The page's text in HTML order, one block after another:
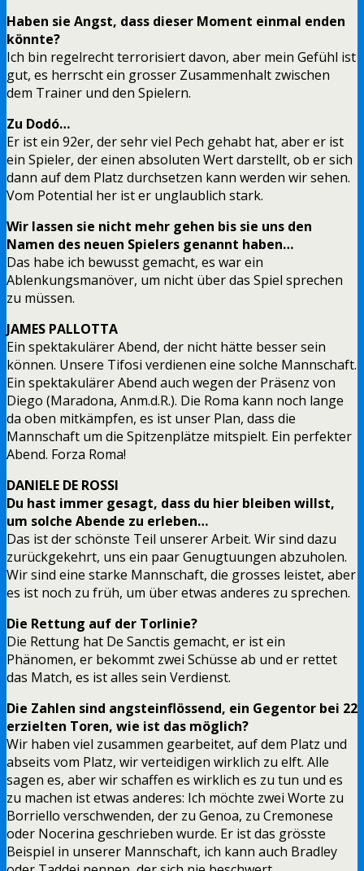
Haben sie Angst, dass dieser Moment einmal enden
könnte?
Ich bin regelrecht terrorisiert davon, aber mein Gefühl ist
gut, es herrscht ein grosser Zusammenhalt zwischen
dem Trainer und den Spielern.
Zu Dodó…
Er ist ein 92er, der sehr viel Pech gehabt hat, aber er ist
ein Spieler, der einen absoluten Wert darstellt, ob er sich
dann auf dem Platz durchsetzen kann werden wir sehen.
Vom Potential her ist er unglaublich stark.
Wir lassen sie nicht mehr gehen bis sie uns den
Namen des neuen Spielers genannt haben…
Das habe ich bewusst gemacht, es war ein
Ablenkungsmanöver, um nicht über das Spiel sprechen
zu müssen.
JAMES PALLOTTA
Ein spektakulärer Abend, der nicht hätte besser sein
können. Unsere Tifosi verdienen eine solche Mannschaft.
Ein spektakulärer Abend auch wegen der Präsenz von
Diego (Maradona, Anm.d.R.). Die Roma kann noch lange
da oben mitkämpfen, es ist unser Plan, dass die
Mannschaft um die Spitzenplätze mitspielt. Ein perfekter
Abend. Forza Roma!
DANIELE DE ROSSI
Du hast immer gesagt, dass du hier bleiben willst,
um solche Abende zu erleben…
Das ist der schönste Teil unserer Arbeit. Wir sind dazu
zurückgekehrt, uns ein paar Genugtuungen abzuholen.
Wir sind eine starke Mannschaft, die grosses leistet, aber
es ist noch zu früh, um über etwas anderes zu sprechen.
Die Rettung auf der Torlinie?
Die Rettung hat De Sanctis gemacht, er ist ein
Phänomen, er bekommt zwei Schüsse ab und er rettet
das Match, es ist alles sein Verdienst.
Die Zahlen sind angsteinflössend, ein Gegentor bei 22
erzielten Toren, wie ist das möglich?
Wir haben viel zusammen gearbeitet, auf dem Platz und
abseits vom Platz, wir verteidigen wirklich zu elft. Alle
sagen es, aber wir schaffen es wirklich es zu tun und es
zu machen ist etwas anderes: Ich möchte zwei Worte zu
Borriello verschwenden, der zu Genoa, zu Cremonese
oder Nocerina geschrieben wurde. Er ist das grösste
Beispiel in unserer Mannschaft, ich kann auch Bradley